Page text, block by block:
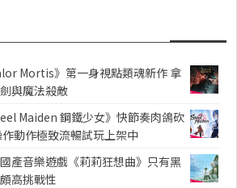
Mortis》第一身視點類魂新作 拿
與魔法殺敵
Maiden 鋼鐵少女》快節奏肉鴿砍
動作極致流暢試玩上架中
國產音樂遊戲《莉莉狂想曲》只有黑
高挑戰性